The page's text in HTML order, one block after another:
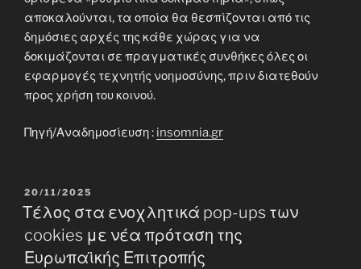
αποκαλούνται, τα οποία θα θεσπίζονται από τις
δημόσιες αρχές της κάθε χώρας για να
δοκιμάζονται σε πραγματικές συνθήκες όλες οι
εφαρμογές τεχνητής νοημοσύνης, πριν διατεθούν
προς χρήση του κοινού.
Πηγή/Αναδημοσίευση : insomnia.gr
POSTED
ON
20/11/2025
Τέλος στα ενοχλητικά pop-ups των
cookies με νέα πρόταση της
Ευρωπαϊκής Επιτροπής